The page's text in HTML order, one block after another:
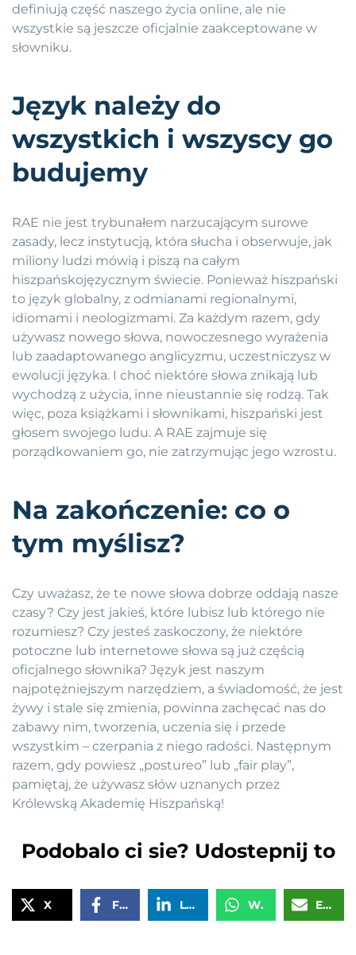
definiują część naszego życia online, ale nie
wszystkie są jeszcze oficjalnie zaakceptowane w
słowniku.
Język należy do
wszystkich i wszyscy go
budujemy
RAE nie jest trybunałem narzucającym surowe
zasady, lecz instytucją, która słucha i obserwuje, jak
miliony ludzi mówią i piszą na całym
hiszpańskojęzycznym świecie. Ponieważ hiszpański
to język globalny, z odmianami regionalnymi,
idiomami i neologizmami. Za każdym razem, gdy
używasz nowego słowa, nowoczesnego wyrażenia
lub zaadaptowanego anglicyzmu, uczestniczysz w
ewolucji języka. I choć niektóre słowa znikają lub
wychodzą z użycia, inne nieustannie się rodzą. Tak
więc, poza książkami i słownikami, hiszpański jest
głosem swojego ludu. A RAE zajmuje się
porządkowaniem go, nie zatrzymując jego wzrostu.
Na zakończenie: co o
tym myślisz?
Czy uważasz, że te nowe słowa dobrze oddają nasze
czasy? Czy jest jakieś, które lubisz lub którego nie
rozumiesz? Czy jesteś zaskoczony, że niektóre
potoczne lub internetowe słowa są już częścią
oficjalnego słownika? Język jest naszym
najpotężniejszym narzędziem, a świadomość, że jest
żywy i stale się zmienia, powinna zachęcać nas do
zabawy nim, tworzenia, uczenia się i przede
wszystkim – czerpania z niego radości. Następnym
razem, gdy powiesz „postureo” lub „fair play”,
pamiętaj, że używasz słów uznanych przez
Królewską Akademię Hiszpańską!
Podobalo ci sie? Udostepnij to
X Facebook LinkedIn WhatsApp Email